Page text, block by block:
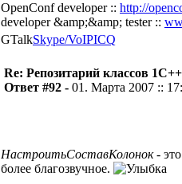
OpenConf developer :: http://
developer &amp;&amp; tester ::
GTalkSkype/VoIPICQ
Re: Репозитарий классов
Ответ #92 - 01. Марта 2007 ::
НастроитьСоставКолонок-
более благозвучное.